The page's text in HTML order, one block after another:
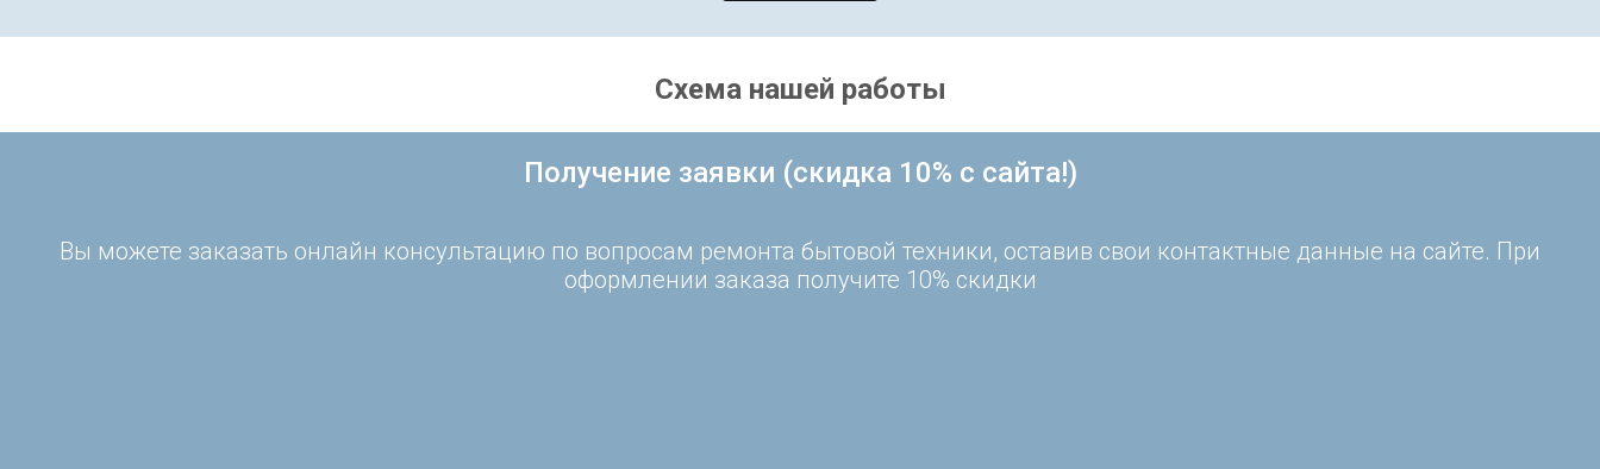
Схема нашей работы
Получение заявки (скидка 10% с сайта!)
Вы можете заказать онлайн консультацию по вопросам ремонта бытовой техники, оставив свои контактные данные на сайте. При
оформлении заказа получите 10% скидки